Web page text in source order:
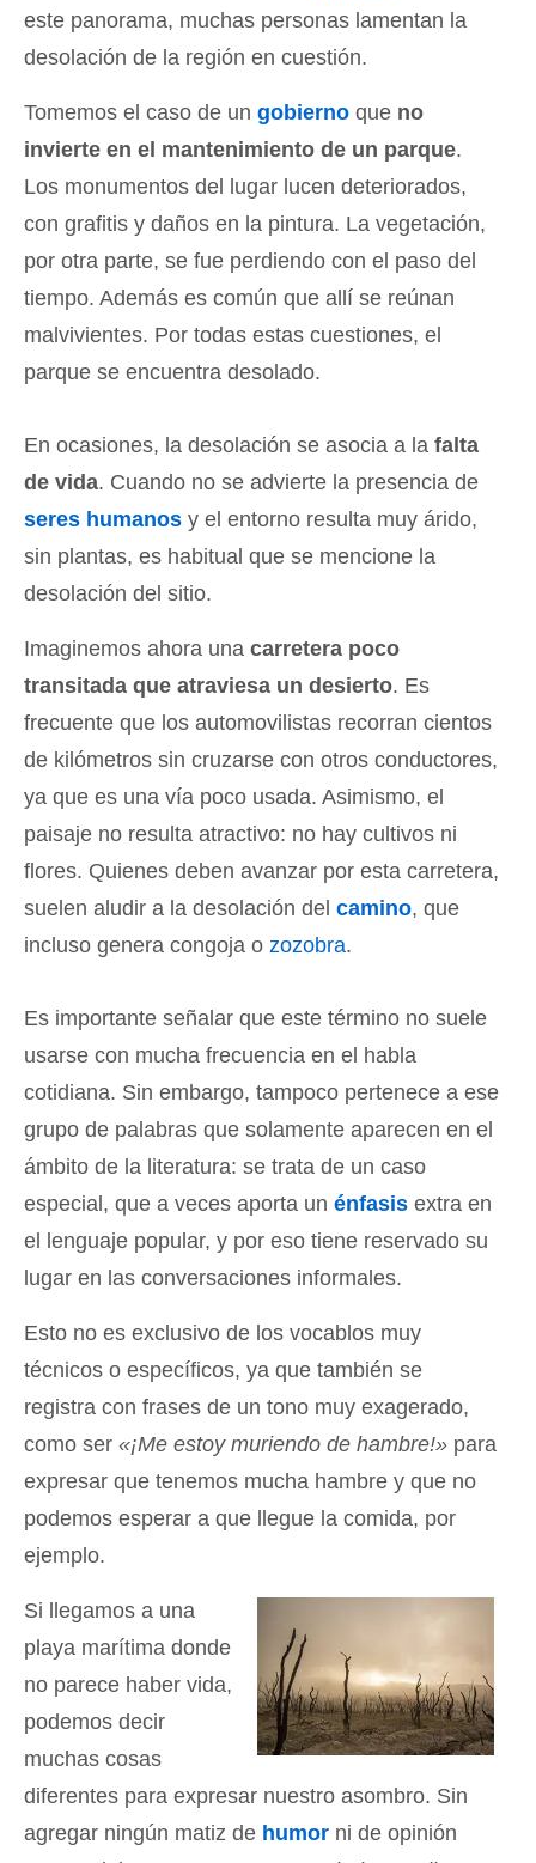
este panorama, muchas personas lamentan la
desolación de la región en cuestión.
Tomemos el caso de un gobierno que no
invierte en el mantenimiento de un parque.
Los monumentos del lugar lucen deteriorados,
con grafitis y daños en la pintura. La vegetación,
por otra parte, se fue perdiendo con el paso del
tiempo. Además es común que allí se reúnan
malvivientes. Por todas estas cuestiones, el
parque se encuentra desolado.
En ocasiones, la desolación se asocia a la falta
de vida. Cuando no se advierte la presencia de
seres humanos y el entorno resulta muy árido,
sin plantas, es habitual que se mencione la
desolación del sitio.
Imaginemos ahora una carretera poco
transitada que atraviesa un desierto. Es
frecuente que los automovilistas recorran cientos
de kilómetros sin cruzarse con otros conductores,
ya que es una vía poco usada. Asimismo, el
paisaje no resulta atractivo: no hay cultivos ni
flores. Quienes deben avanzar por esta carretera,
suelen aludir a la desolación del camino, que
incluso genera congoja o zozobra.
Es importante señalar que este término no suele
usarse con mucha frecuencia en el habla
cotidiana. Sin embargo, tampoco pertenece a ese
grupo de palabras que solamente aparecen en el
ámbito de la literatura: se trata de un caso
especial, que a veces aporta un énfasis extra en
el lenguaje popular, y por eso tiene reservado su
lugar en las conversaciones informales.
Esto no es exclusivo de los vocablos muy
técnicos o específicos, ya que también se
registra con frases de un tono muy exagerado,
como ser «¡Me estoy muriendo de hambre!» para
expresar que tenemos mucha hambre y que no
podemos esperar a que llegue la comida, por
ejemplo.
Si llegamos a una
playa marítima donde
no parece haber vida,
podemos decir
muchas cosas
diferentes para expresar nuestro asombro. Sin
agregar ningún matiz de humor ni de opinión